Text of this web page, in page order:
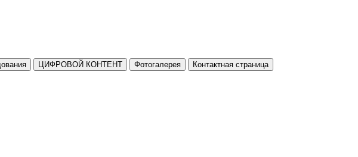
ЦИФРОВОЙ КОНТЕНТ Фотогалерея Контактная страница